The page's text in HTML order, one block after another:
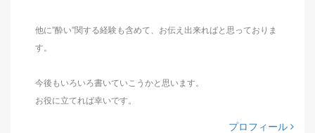
他に”酔い”関する経験も含めて、お伝え出来ればと思っておりま
す。
今後もいろいろ書いていこうかと思います。
お役に立てれば幸いです。
プロフィール